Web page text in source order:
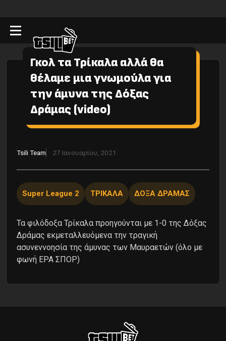
Γκολ τα Τρίκαλα αλλά θα
θέλαμε μια γνωμούλα για
την άμυνα της Δόξας
Δράμας (video)
Tsili Team 27 Ιανουαρίου, 2021
Super League 2 ΤΡΙΚΑΛΑ ΔΟΞΑ ΔΡΑΜΑΣ
Τα φιλόδοξα Τρίκαλα προηγούνται με 1-0 της Δόξας
Δράμας εκμεταλλευόμενα την τραγική
ασυνεννοησία της άμυνας των Μαυραετών (όλο με
φωνή ΕΡΑ ΣΠΟΡ)